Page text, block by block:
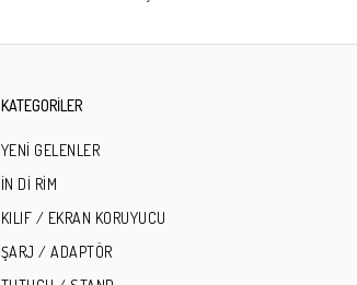
KATEGORİLER
YENİ GELENLER
İN Dİ RİM
KILIF / EKRAN KORUYUCU
ŞARJ / ADAPTÖR